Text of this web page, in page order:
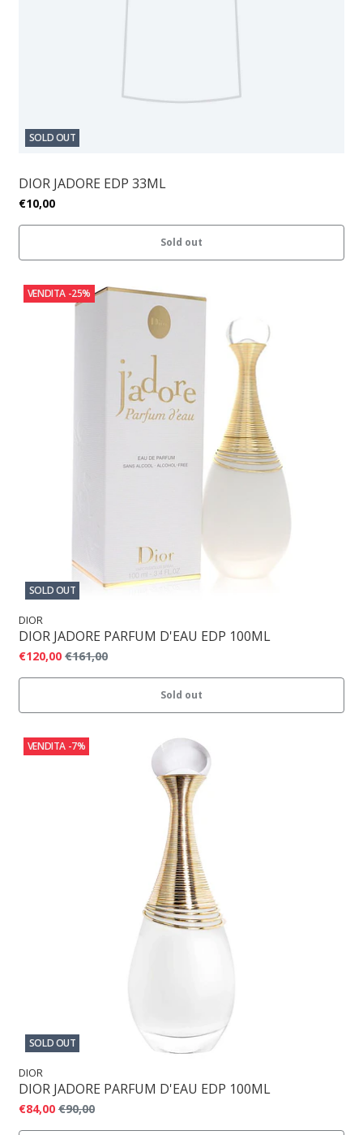
SOLD OUT
DIOR JADORE EDP 33ML
€10,00
Sold out
VENDITA -25%
SOLD OUT
DIOR
DIOR JADORE PARFUM D'EAU EDP 100ML
€120,00 €161,00
Sold out
VENDITA -7%
SOLD OUT
DIOR
DIOR JADORE PARFUM D'EAU EDP 100ML
€84,00 €90,00